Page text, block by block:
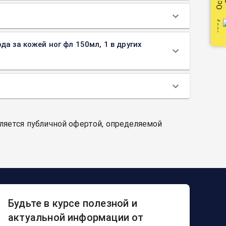
за кожей ног фл 150мл, 1 в других
публичной офертой, определяемой
Будьте в курсе полезной и
актуальной информации от